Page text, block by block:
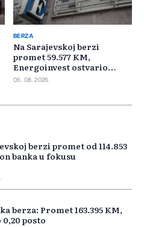
BERZA
Na Sarajevskoj berzi
promet 59.577 KM,
Energoinvest ostvario
najveći promet
05. 08. 2026.
berzi promet od 114.853
banka u fokusu
berza: Promet 163.395 KM,
0,20 posto